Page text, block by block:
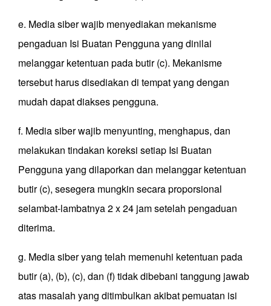
e. Media siber wajib menyediakan mekanisme
pengaduan Isi Buatan Pengguna yang dinilai
melanggar ketentuan pada butir (c). Mekanisme
tersebut harus disediakan di tempat yang dengan
mudah dapat diakses pengguna.
f. Media siber wajib menyunting, menghapus, dan
melakukan tindakan koreksi setiap Isi Buatan
Pengguna yang dilaporkan dan melanggar ketentuan
butir (c), sesegera mungkin secara proporsional
selambat-lambatnya 2 x 24 jam setelah pengaduan
diterima.
g. Media siber yang telah memenuhi ketentuan pada
butir (a), (b), (c), dan (f) tidak dibebani tanggung jawab
atas masalah yang ditimbulkan akibat pemuatan isi